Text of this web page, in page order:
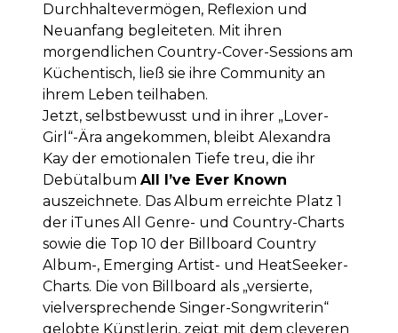
Durchhaltevermögen, Reflexion und
Neuanfang begleiteten. Mit ihren
morgendlichen Country-Cover-Sessions am
Küchentisch, ließ sie ihre Community an
ihrem Leben teilhaben.
Jetzt, selbstbewusst und in ihrer „Lover-
Girl“-Ära angekommen, bleibt Alexandra
Kay der emotionalen Tiefe treu, die ihr
Debütalbum All I’ve Ever Known
auszeichnete. Das Album erreichte Platz 1
der iTunes All Genre- und Country-Charts
sowie die Top 10 der Billboard Country
Album-, Emerging Artist- und HeatSeeker-
Charts. Die von Billboard als „versierte,
vielversprechende Singer-Songwriterin“
gelobte Künstlerin, zeigt mit dem cleveren